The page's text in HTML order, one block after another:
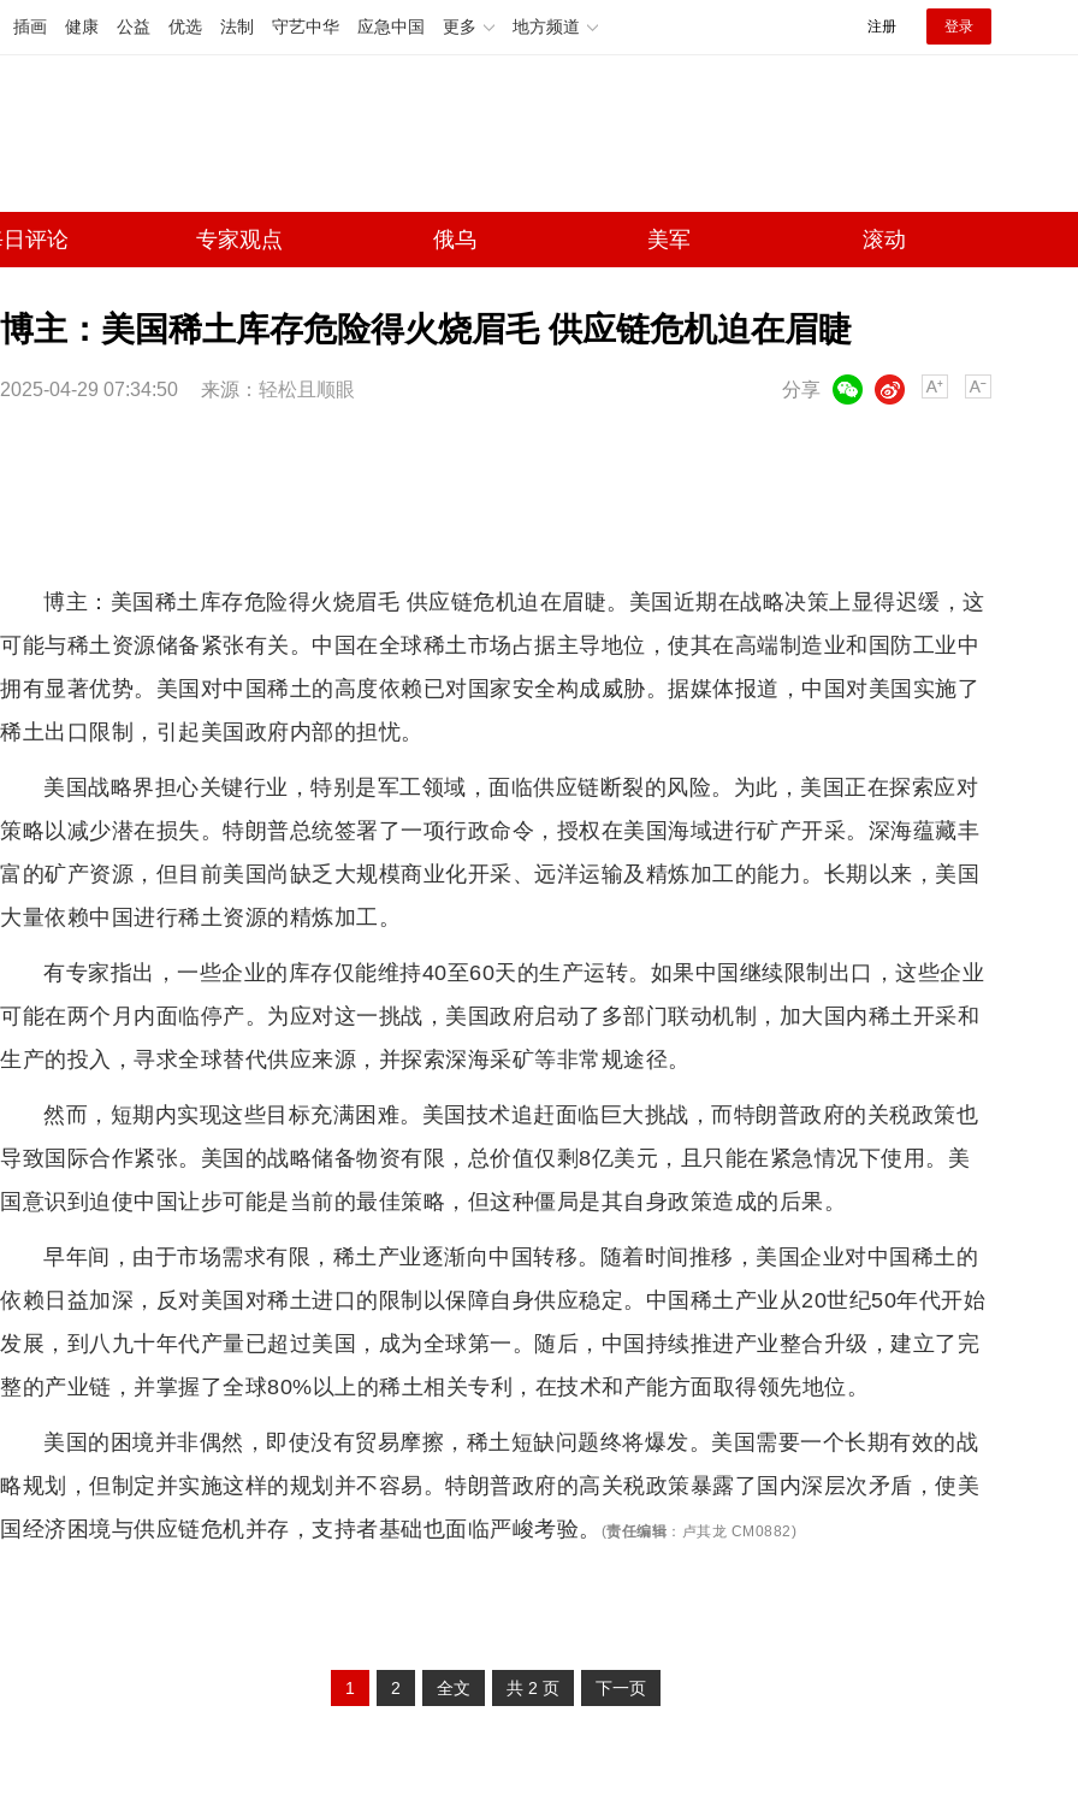
插画 健康 公益 优选 法制 守艺中华 应急中国 更多 地方频道 注册 登录
评论 专家观点 俄乌 美军 滚动
博主：美国稀土库存危险得火烧眉毛 供应链危机迫在眉睫
2025-04-29 07:34:50 来源： 轻松且顺眼 分享
微博
博主：美国稀土库存危险得火烧眉毛 供应链危机迫在眉睫。美国近期在战略决策上显得迟缓，这
可能与稀土资源储备紧张有关。中国在全球稀土市场占据主导地位，使其在高端制造业和国防工业中
拥有显著优势。美国对中国稀土的高度依赖已对国家安全构成威胁。据媒体报道，中国对美国实施了
稀土出口限制，引起美国政府内部的担忧。
美国战略界担心关键行业，特别是军工领域，面临供应链断裂的风险。为此，美国正在探索应对
策略以减少潜在损失。特朗普总统签署了一项行政命令，授权在美国海域进行矿产开采。深海蕴藏丰
富的矿产资源，但目前美国尚缺乏大规模商业化开采、远洋运输及精炼加工的能力。长期以来，美国
大量依赖中国进行稀土资源的精炼加工。
有专家指出，一些企业的库存仅能维持40至60天的生产运转。如果中国继续限制出口，这些企业
可能在两个月内面临停产。为应对这一挑战，美国政府启动了多部门联动机制，加大国内稀土开采和
生产的投入，寻求全球替代供应来源，并探索深海采矿等非常规途径。
然而，短期内实现这些目标充满困难。美国技术追赶面临巨大挑战，而特朗普政府的关税政策也
导致国际合作紧张。美国的战略储备物资有限，总价值仅剩8亿美元，且只能在紧急情况下使用。美
国意识到迫使中国让步可能是当前的最佳策略，但这种僵局是其自身政策造成的后果。
早年间，由于市场需求有限，稀土产业逐渐向中国转移。随着时间推移，美国企业对中国稀土的
依赖日益加深，反对美国对稀土进口的限制以保障自身供应稳定。中国稀土产业从20世纪50年代开始
发展，到八九十年代产量已超过美国，成为全球第一。随后，中国持续推进产业整合升级，建立了完
整的产业链，并掌握了全球80%以上的稀土相关专利，在技术和产能方面取得领先地位。
美国的困境并非偶然，即使没有贸易摩擦，稀土短缺问题终将爆发。美国需要一个长期有效的战
略规划，但制定并实施这样的规划并不容易。特朗普政府的高关税政策暴露了国内深层次矛盾，使美
国经济困境与供应链危机并存，支持者基础也面临严峻考验。
(责任编辑 ： 卢其龙 CM0882)
1 2 全文 共 2 页 下一页